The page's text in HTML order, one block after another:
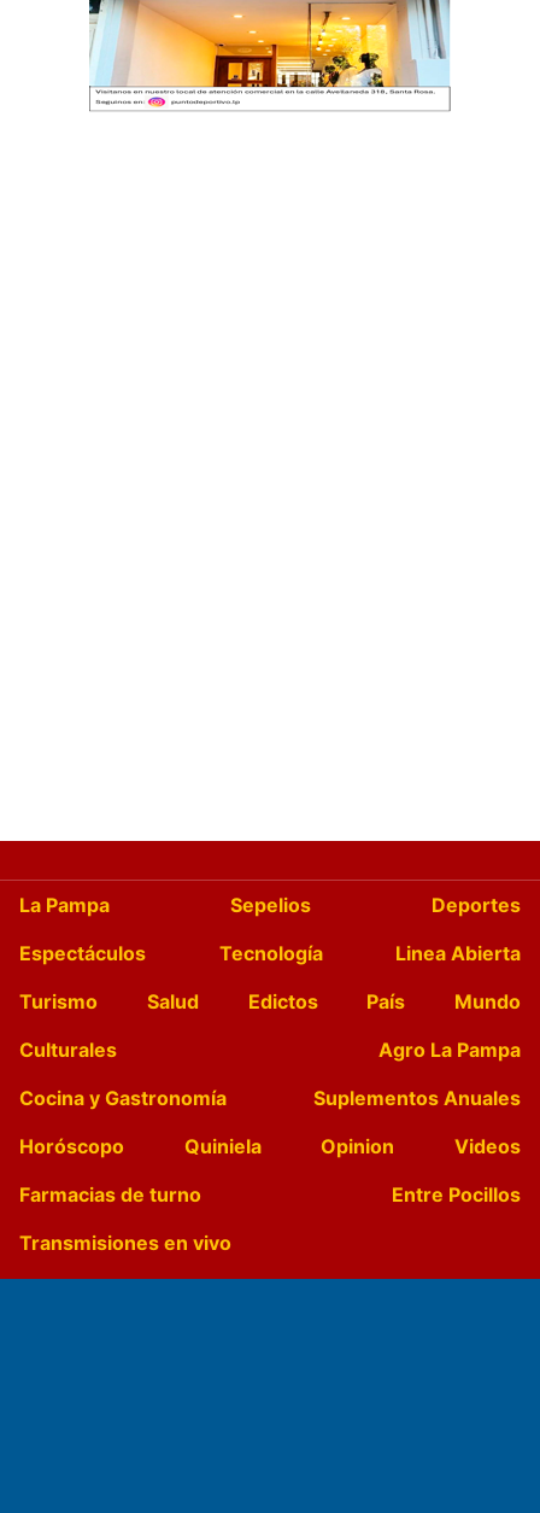
La Pampa Sepelios
Deportes
Espectáculos
Tecnología
Linea Abierta
Turismo
Salud Edictos País
Mundo
Culturales
Agro La Pampa
Cocina y Gastronomía
Suplementos Anuales
Horóscopo
Quiniela Opinion
Videos
Farmacias de turno
Entre Pocillos
Transmisiones en vivo